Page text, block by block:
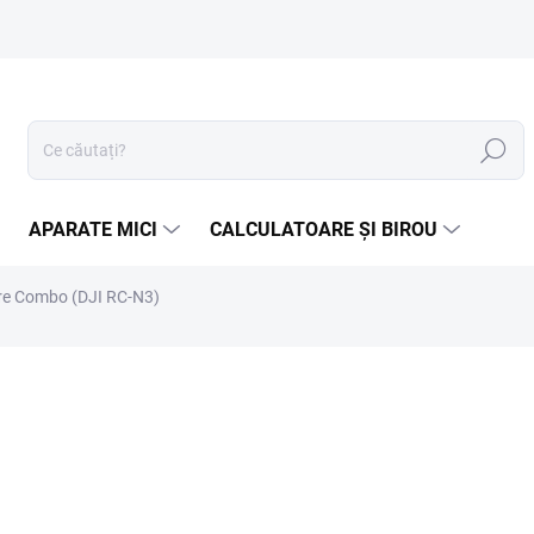
Căutare
APARATE MICI CALCULATOARE ȘI BIROU
Combo (DJI RC-N3)